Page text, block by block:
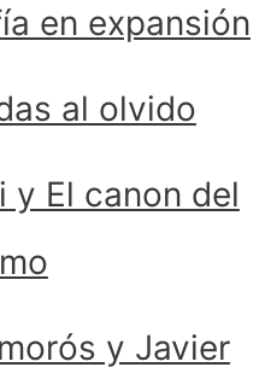
en expansión
al olvido
y El canon del
y Javier